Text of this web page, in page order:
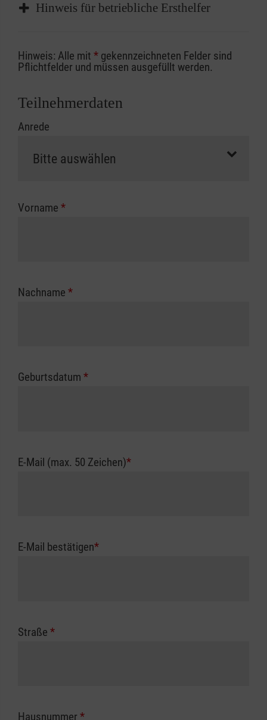
Hinweis für betriebliche Ersthelfer
Sofern Sie ein Kostenübernahmeverfahren
Ihrer Berufsgenossenschaft / Unfallkasse
Abrechnungsunterlagen spätestens zu
erfolgt eine Abrechnung der vollen Kursgebühr
Die notwendigen Formulare für die
zuständigen Berufsgenossenschaft oder
Hinweis: Alle mit * gekennzeichneten Felder sind
Pflichtfelder und müssen ausgefüllt werden.
Teilnehmerdaten
Anrede
Vorname *
Nachname *
Geburtsdatum *
E-Mail (max. 50 Zeichen)*
E-Mail bestätigen*
Straße *
Hausnummer *